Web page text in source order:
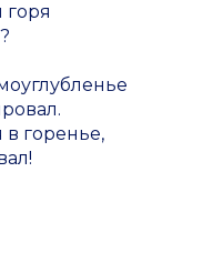
горя
в горенье,